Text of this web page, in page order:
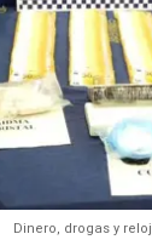
Dinero, drogas y